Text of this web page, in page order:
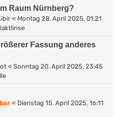
Raum Nürnberg?
« Montag 28. April 2025, 01:21
Fassung anderes
« Sonntag 20. April 2025, 23:45
« Dienstag 15. April 2025, 16:11